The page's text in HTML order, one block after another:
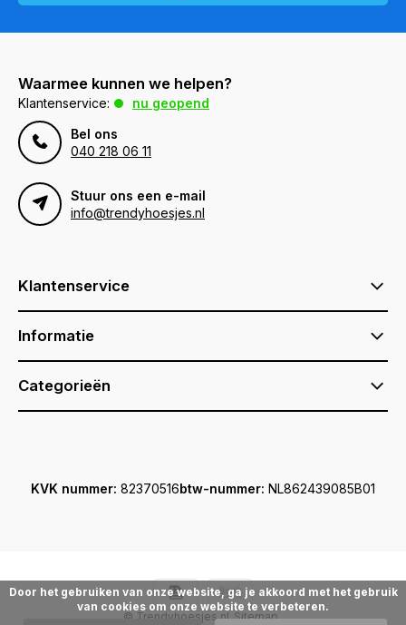
Waarmee kunnen we helpen?
Klantenservice:
nu geopend
Bel ons
040 218 06 11
Stuur ons een e-mail
info@trendyhoesjes.nl
Klantenservice
Informatie
Categorieën
KVK nummer: 82370516btw-nummer: NL862439085B01
© Trendyhoesjes.nl Sitemap
Door het gebruiken van onze website, ga je akkoord met het gebruik
van cookies om onze website te verbeteren.